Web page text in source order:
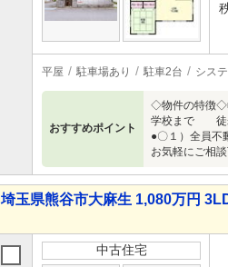
平屋 駐車場あり 駐車2台 シス
おすすめポイント
◇物件の特徴
学校まで 徒
●〇１）全員不
お気軽にご相
埼玉県熊谷市大麻生 1,080万円
中古住宅